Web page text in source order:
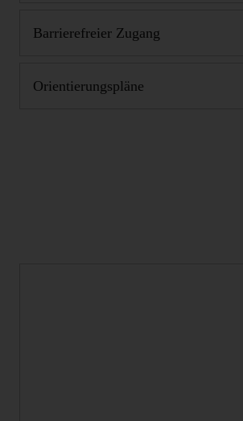
Barrierefreier Zugang
Orientierungspläne